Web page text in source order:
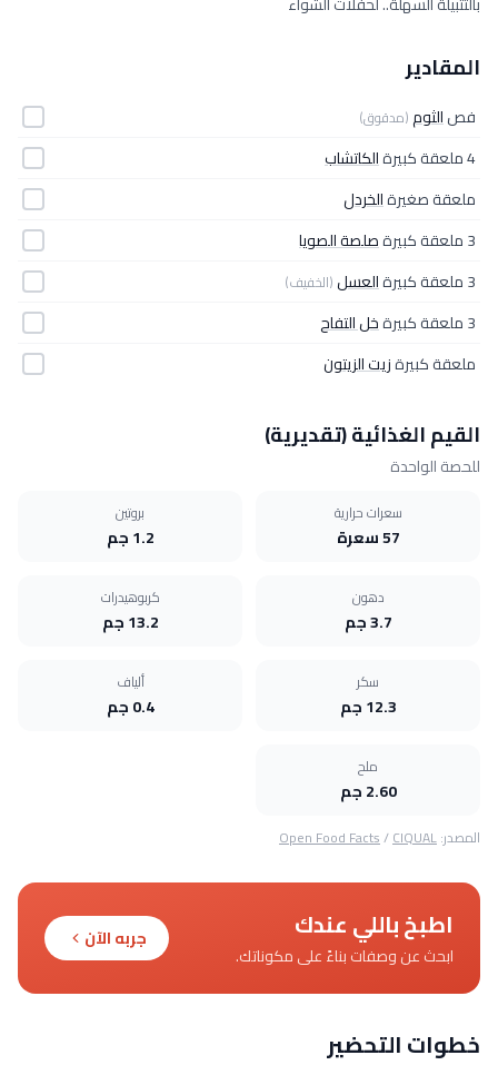
المقادير
فصالثوم(مدقوق)
4 ملعقة كبيرة
الكاتشاب
ملعقة صغيرةالخردل
3 ملعقة كبيرة
صلصة الصويا
3 ملعقة كبيرة
العسل(الخفيف)
3 ملعقة كبيرة
خل التفاح
ملعقة كبيرةزيت الزيتون
القيم الغذائية (تقديرية)
للحصة الواحدة
سعرات حرارية
57 سعرة
بروتين
1.2 جم
دهون
3.7 جم
كربوهيدرات
13.2 جم
سكر
12.3 جم
ألياف
0.4 جم
ملح
2.60 جم
المصدر: Open Food Facts/CIQUAL
اطبخ باللي عندك
ابحث عن وصفات بناءً على مكوناتك.
جربه الآن
خطوات التحضير